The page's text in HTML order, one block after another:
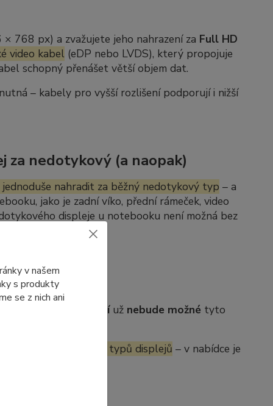
768 px) a zvažujete jeho nahrazení za Full HD
video kabel (eDP nebo LVDS), který propojuje
schopný přenášet větší objem dat.
– kabely pro vyšší rozlišení podporují i nižší
za nedotykový (a naopak)
jednoduše nahradit za běžný nedotykový typ – a
jako je zadní víko, přední rámeček, video
displeje u notebooku není možná bez
Po jejich vyprodáníuž nebude možné tyto
se dostupnosti jiných typů displejů – v nabídce je
v našem
s produkty
se z nich ani